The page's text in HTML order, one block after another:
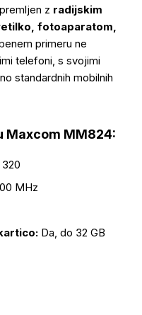
z radijskim
fotoaparatom,
primeru ne
telefoni, s svojimi
standardnih mobilnih
Maxcom MM824:
MHz
Da, do 32 GB